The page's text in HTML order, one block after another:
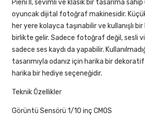
Pieni II, sevimli ve klasik bir tasarıma
oyuncak dijital fotoğraf makinesidir.
her yere kolayca taşınabilir ve kullanışlı bir
birlikte gelir. Sadece fotoğraf değil, sesli
sadece ses kaydı da yapabilir.
tasarımıyla odanız için harika bir dekoratif
harika bir hediye seçeneğidir.
Teknik Özellikler
Görüntü Sensörü 1/10 inç CMOS